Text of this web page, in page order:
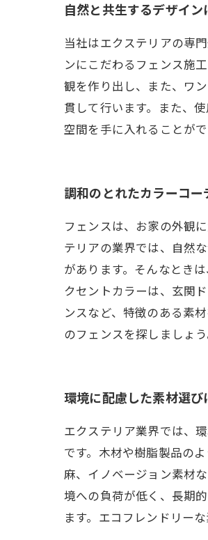
自然と共生するデザイ
当社はエクステリアの専
ンにこだわるフェンス施
観を作り出し、また、ワ
貫して行います。また、
空間を手に入れることがで
調和のとれたカラーコ
フェンスは、お家の外観
テリアの業界では、自然
があります。そんなとき
クセントカラーは、玄関
ンスなど、特徴のある素
のフェンスを探しましょう
環境に配慮した素材選
エクステリア業界では、
です。木材や樹脂製品の
麻、イノベージョン素材
境への負荷が低く、長期
ます。エコフレンドリー